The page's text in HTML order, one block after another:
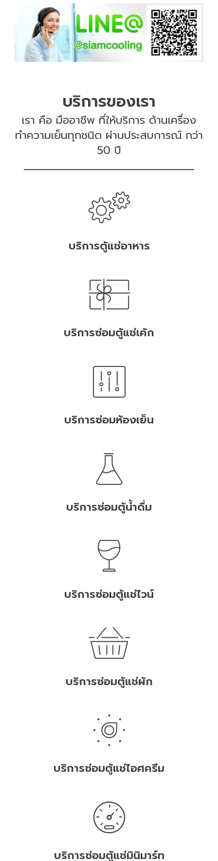
บริการของเรา
เรา คือ มืออาชีพ ที่ให้บริการ ด้านเครื่อง
ทำความเย็นทุกชนิด ผ่านประสบการณ์ กว่า
50 ปี
บริการตู้แช่อาหาร
บริการซ่อมตู้แช่เค้ก
บริการซ่อมห้องเย็น
บริการซ่อมตู้น้ำดื่ม
บริการซ่อมตู้แช่ไวน์
บริการซ่อมตู้แช่ผัก
บริการซ่อมตู้แช่ไอศครีม
บริการซ่อมตู้แช่มินิมาร์ท